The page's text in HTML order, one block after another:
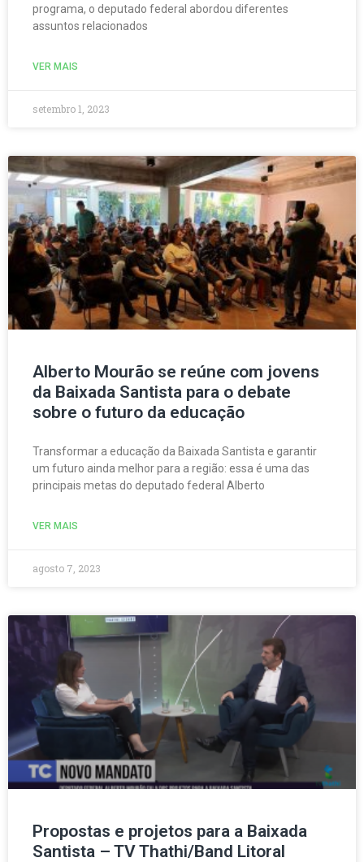
programa, o deputado federal abordou diferentes
assuntos relacionados
VER MAIS
setembro 1, 2023
Alberto Mourão se reúne com jovens
da Baixada Santista para o debate
sobre o futuro da educação
Transformar a educação da Baixada Santista e garantir
um futuro ainda melhor para a região: essa é uma das
principais metas do deputado federal Alberto
VER MAIS
agosto 7, 2023
Propostas e projetos para a Baixada
Santista – TV Thathi/Band Litoral